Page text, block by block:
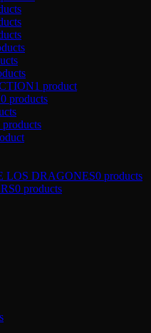
1 product
0 products
products
LOS DRAGONES0 products
0 products